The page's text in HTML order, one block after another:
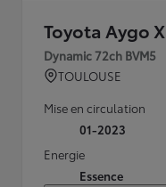
Toyota Aygo X
Dynamic 72ch BVM5
TOULOUSE
Mise en circulation
01-2023
Energie
Essence